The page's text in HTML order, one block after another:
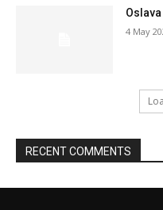
4 May
RECENT COMMENTS